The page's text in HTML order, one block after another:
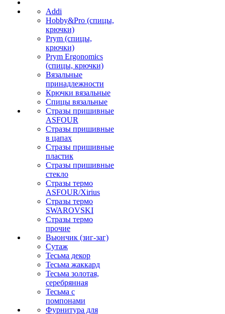
Addi
Hobby&Pro (спицы,
крючки)
Prym (спицы,
крючки)
Prym Ergonomics
(спицы, крючки)
Вязальные
принадлежности
Крючки вязальные
Спицы вязальные
Стразы пришивные
ASFOUR
Стразы пришивные
в цапах
Стразы пришивные
пластик
Стразы пришивные
стекло
Стразы термо
ASFOUR/Xirius
Стразы термо
SWAROVSKI
Стразы термо
прочие
Вьюнчик (зиг-заг)
Сутаж
Тесьма декор
Тесьма жаккард
Тесьма золотая,
серебрянная
Тесьма с
помпонами
Фурнитура для